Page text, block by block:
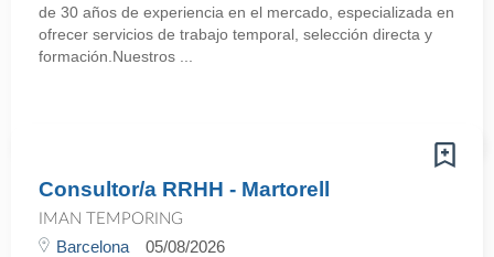
de 30 años de experiencia en el mercado, especializada en
ofrecer servicios de trabajo temporal, selección directa y
formación.Nuestros ...
Consultor/a RRHH - Martorell
IMAN TEMPORING
Barcelona 05/08/2026